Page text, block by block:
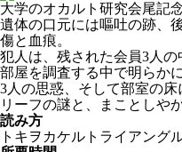
大学のオカルト研究会尾記
遺体の口元には嘔吐の跡、
傷と血痕。
犯人は、残された会員3人の
部屋を調査する中で明らか
3人の思惑、そして部室の
リーフの謎と、まことし
読み方
トキヲカケルトライアング